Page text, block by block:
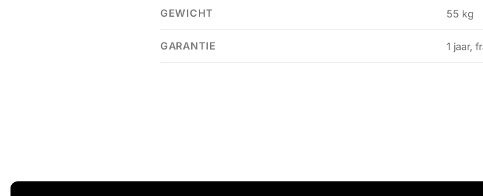
GEWICHT 55 kg
GARANTIE 1 jaar,